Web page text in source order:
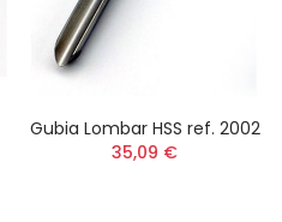
Gubia Lombar HSS ref. 2002
35,09 €